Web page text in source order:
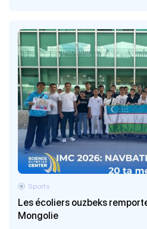
Les écoliers ouzbeks
Mongolie
Sports